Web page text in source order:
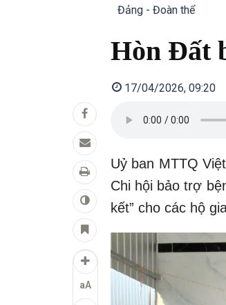
aA
Đảng - Đoàn thể
Hòn Đất
17/04/2026, 09:20
Uỷ ban MTTQ
Chi hội bảo trợ
kết” cho các hộ